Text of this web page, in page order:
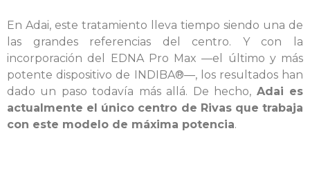
En Adai, este tratamiento lleva tiempo siendo una de
las grandes referencias del centro. Y con la
incorporación del EDNA Pro Max —el último y más
potente dispositivo de INDIBA®—, los resultados han
dado un paso todavía más allá. De hecho, Adai es
actualmente el único centro de Rivas que trabaja
con este modelo de máxima potencia.